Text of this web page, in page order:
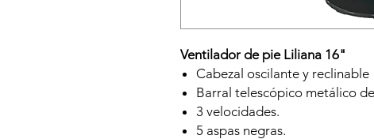
Ventilador de pie Liliana 16"
Cabezal oscilante y reclinable
Barral telescópico metálico
3 velocidades.
5 aspas negras.